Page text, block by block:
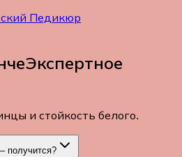
Педикюр
Экспертное
и стойкость белого.
получится?